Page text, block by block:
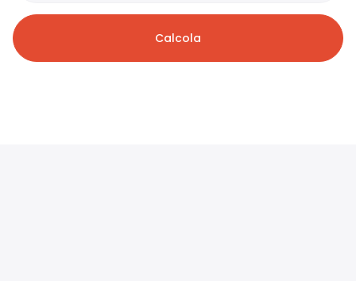
Calcola